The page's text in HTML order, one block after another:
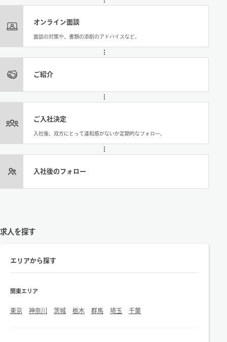
オンライン面談
面談の対策や、書類の添削のアドバイスなど。
ご紹介
ご入社決定
入社後、双方にとって違和感がないか定期的なフォロー。
入社後のフォロー
求人を探す
エリアから探す
関東エリア
東京 神奈川 茨城 栃木 群馬 埼玉 千葉